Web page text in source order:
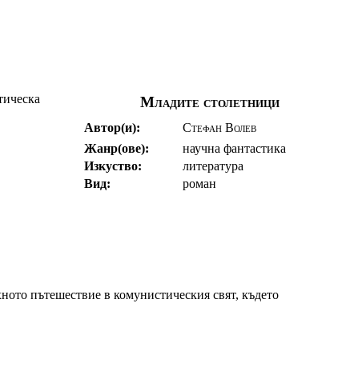
Младите столетници
Автор(и):
Стефан Волев
Жанр(ове):
научна фантастика
Изкуство:
литература
Вид:
роман
пътешествие в комунистическия свят, където